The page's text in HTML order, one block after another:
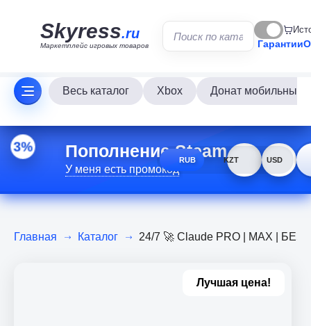
Skyress.ru
Маркетплейс игровых товаров Гарантии
Весь каталог Xbox Донат мобильных
3% Пополнение Steam
У меня есть промокод
RUB KZT USD
Главная Каталог 24/7 🚀 Claude PRO | MAX |
Лучшая цена!